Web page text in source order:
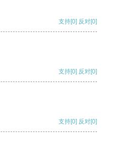
支持[0] 反对[0]
支持[0] 反对[0]
支持[0] 反对[0]